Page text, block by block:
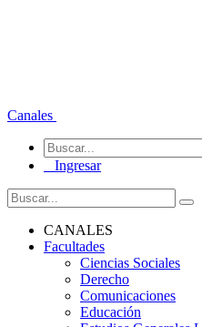
Canales
Ingresar
CANALES
Facultades
Ciencias Sociales
Derecho
Comunicaciones
Educación